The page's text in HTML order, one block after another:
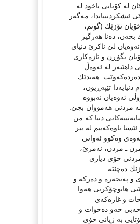
له‌ كۆتایی یاخود له‌
ئیشكردنییاندا، مه‌گه‌ر
تۆزێك (گوتم،
ده‌نا هه‌رگیز
لێ ناكرێ دنیای
بگۆڕن و تازه‌كاری
له‌ ئه‌وه‌ڵ
هه‌ندێك
تێپه‌ڕیون،
ئه‌وه‌یان نه‌بووه‌‌
مردنی هه‌مووان بچێ.
دنیا كه‌ من
ناوه‌كه‌ییم له‌ بیر
وه‌كوو ئه‌وانی
ـ مردن، نه‌مرێ،
خۆی دیاری
ده‌چێته‌
و په‌نجه‌ره‌ و ده‌ركه‌ و
هاتوچۆكرنی هه‌وا
و غازه‌كه‌ی
حه‌بی خه‌و ده‌خوات و
به‌ ژیانی خۆی